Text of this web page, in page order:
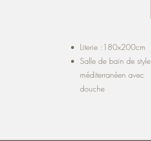
Literie :180x200cm
Salle de bain de style
méditerranéen avec
douche